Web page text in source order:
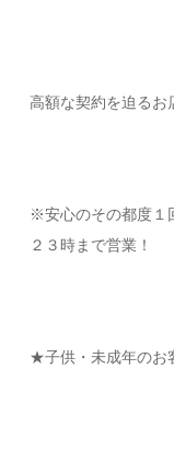
高額な契約を迫るお
※安心のその都度１
２３時まで営業！
★子供・未成年のお